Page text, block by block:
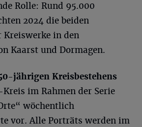
Rolle: Rund 95.000
2024 die beiden
Kreiswerke in den
Kaarst und Dormagen.
jährigen Kreisbestehens
im Rahmen der Serie
wöchentlich
vor. Alle Porträts werden im